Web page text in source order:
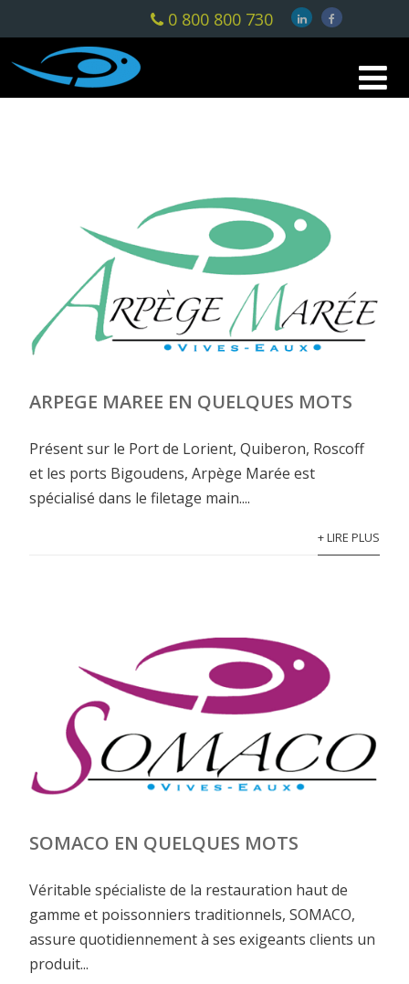
0 800 800 730
ARPEGE MAREE EN QUELQUES MOTS
Présent sur le Port de Lorient, Quiberon, Roscoff
et les ports Bigoudens, Arpège Marée est
spécialisé dans le filetage main....
+ LIRE PLUS
SOMACO EN QUELQUES MOTS
Véritable spécialiste de la restauration haut de
gamme et poissonniers traditionnels, SOMACO,
assure quotidiennement à ses exigeants clients un
produit...